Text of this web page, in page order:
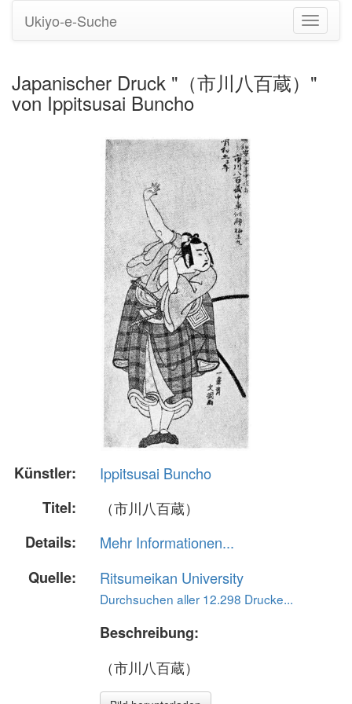
Ukiyo-e-Suche
Japanischer Druck "（市川八百蔵）"
von Ippitsusai Buncho
Künstler:
Ippitsusai Buncho
Titel:
（市川八百蔵）
Details:
Mehr Informationen...
Quelle:
Ritsumeikan University
Durchsuchen aller 12.298 Drucke...
Beschreibung:
（市川八百蔵）